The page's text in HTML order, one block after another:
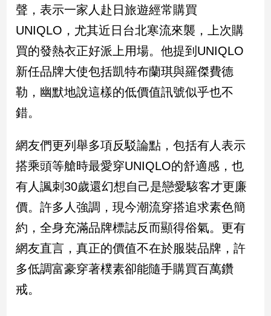
樂
樂
星
聞
流
行/
時
追
星
生
活
建
聲，表示一家人赴日旅遊經常購買
UNIQLO，尤其近日台北寒流來襲，上次購
買的發熱衣正好派上用場。他提到UNIQLO
新任品牌大使包括凱特布蘭琪與羅傑費德
勒，幽默地說這樣的低價值訊號似乎也不
錯。
網友們更列舉多項反駁論點，包括有人表示
搭乘頭等艙時最愛穿UNIQLO的舒適感，也
有人諷刺30歲還幻想自己是戀愛駭客才更廉
價。許多人強調，現今潮流穿搭追求素色簡
約，全身充滿品牌標誌反而顯得俗氣。更有
網友直言，真正的價值不在於服裝品牌，許
多低調富豪穿著樸素卻能隨手購買百萬鑽
戒。